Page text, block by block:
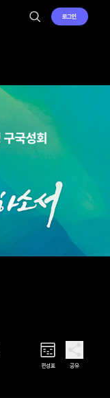
로그인
편성표 공유